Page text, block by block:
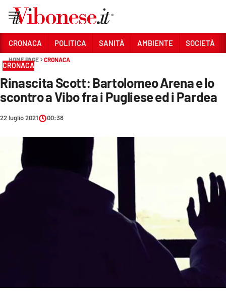
Sezioni
CRONACA
POLITICA
SANITÀ
AMBIENTE
SOCIETÀ
CRONACA POLITICA SANITÀ AMBIENTE SOCIETÀ
HOME PAGE CRONACA
CRONACA
Rinascita Scott: Bartolomeo Arena e lo
scontro a Vibo fra i Pugliese ed i Pardea
22 luglio 2021 00:38